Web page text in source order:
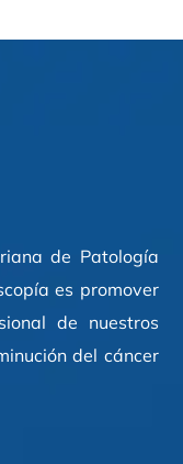
de Patología
es promover
de nuestros
del cáncer